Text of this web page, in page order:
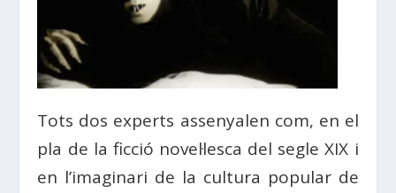
Tots dos experts assenyalen com, en el
pla de la ficció novel·lesca del segle XIX i
en l’imaginari de la cultura popular de